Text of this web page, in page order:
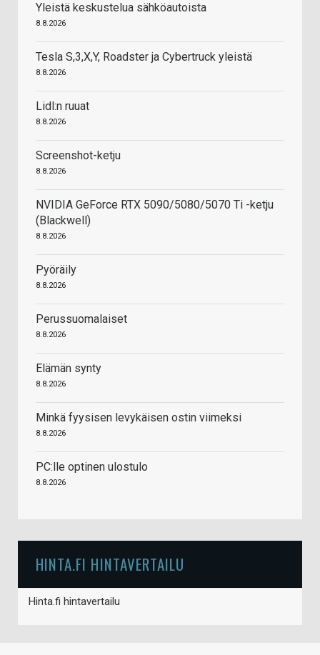
Yleistä keskustelua sähköautoista
8.8.2026
Tesla S,3,X,Y, Roadster ja Cybertruck yleistä
8.8.2026
Lidl:n ruuat
8.8.2026
Screenshot-ketju
8.8.2026
NVIDIA GeForce RTX 5090/5080/5070 Ti -ketju
(Blackwell)
8.8.2026
Pyöräily
8.8.2026
Perussuomalaiset
8.8.2026
Elämän synty
8.8.2026
Minkä fyysisen levykäisen ostin viimeksi
8.8.2026
PC:lle optinen ulostulo
8.8.2026
HINTA.FI HINTAVERTAILU
Hinta.fi hintavertailu